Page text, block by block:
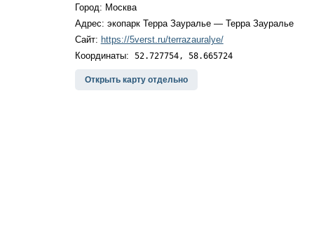
Город: Москва
Адрес: экопарк Терра Зауралье — Терра Зауралье
Сайт: https://5verst.ru/terrazauralye/
Координаты: 52.727754, 58.665724
Открыть карту отдельно